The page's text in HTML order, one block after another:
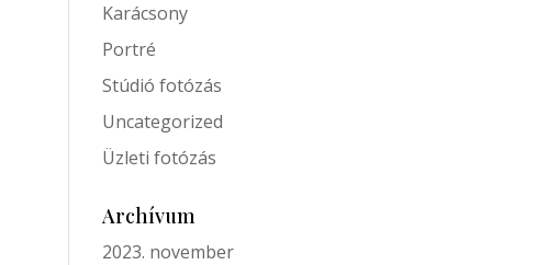
Karácsony
Portré
Stúdió fotózás
Uncategorized
Üzleti fotózás
Archívum
2023. november